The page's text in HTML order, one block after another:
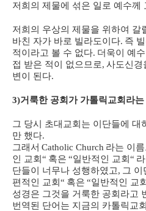
저희의 제물에 섞은 일로 예수께
저희의 우상의 제물을 위하여 갈
바친 자가 바로 빌라도이다. 즉
적이라고 볼 수 없다. 더욱이 예
접 받은 적이 없으므로, 사도신경
변이 된다.
3)거룩한 공회가 가톨릭교회라는
그 당시 초대교회는 이단들에
만 했다.
그래서 Catholic Church 라는 이
인 교회 “ 혹은 “일반적인 교회 “
단들이 너무나 성행하였고, 그 이
편적인 교회 “ 혹은 “일반적인 교회
성경은 그것을 거룩한 공회라고
번역된 단어는 지금의 카톨릭교